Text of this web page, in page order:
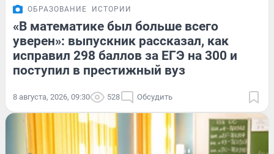
ОБРАЗОВАНИЕ ИСТОРИИ
«В математике был больше всего
уверен»: выпускник рассказал, как
исправил 298 баллов за ЕГЭ на 300 и
поступил в престижный вуз
8 августа, 2026, 09:30 528 Обсудить